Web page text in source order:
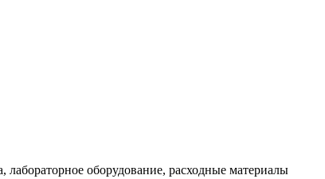
лабораторное оборудование, расходные материалы